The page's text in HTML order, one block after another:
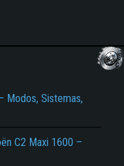
Modos, Sistemas,
C2 Maxi 1600 –